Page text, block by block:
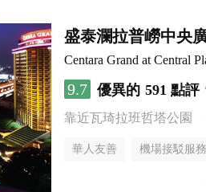
盛泰瀾拉普嶗中央
Centara Grand at Central
9.7 優異的 591 點評
靠近瓦琦拉班哲塔公園
華人友善 機場接駁服務